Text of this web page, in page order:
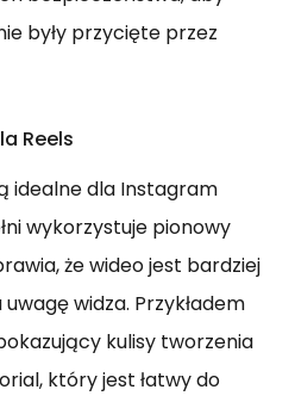
były przycięte przez
Reels
idealne dla Instagram
wykorzystuje pionowy
że wideo jest bardziej
widza. Przykładem
kulisy tworzenia
który jest łatwy do